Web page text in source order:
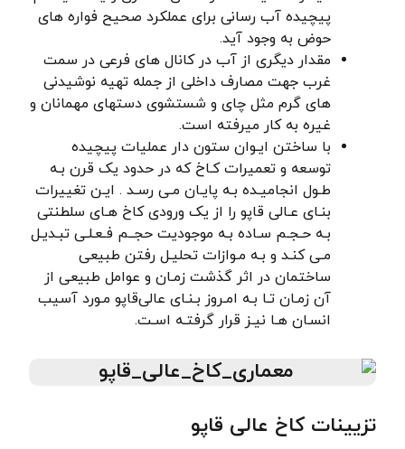
پیچیده آب رسانی برای عملکرد صحیح فواره های
حوض به وجود آید.
مقدار دیگری از آب در کانال های فرعی در سمت
غرب جهت مصارف داخلی از جمله تهیه نوشیدنی
های گرم مثل چای و شستشوی دستهای مهمانان و
غیره به کار میرفته است.
با ساختن ایـوان ستون دار عملیات پیچیده
توسعه و تعمیرات کـاخ که در حدود یک قرن بـه
طـول انجامیـده بـه پایـان مـی رسـد . ایـن تغييرات
بنـای عـالی قاپو را از یک ورودی کاخ هـای سلطنتی
بـه حـجـم سـاده بـه موجودیت حجــم فـعـلـى تبـدیـل
مـی کنـد و بـه مـوازات تحليـل رفتن طبیعی
ساختمان در اثر گذشت زمـان و عوامل طبیعی از
آن زمـان تـا بـه امـروز بـنـای عالی‌قاپو مـورد آسیب
انسـان هـا نیـز قرار گرفتـه اسـت.
تزیینات کاخ عالی قاپو